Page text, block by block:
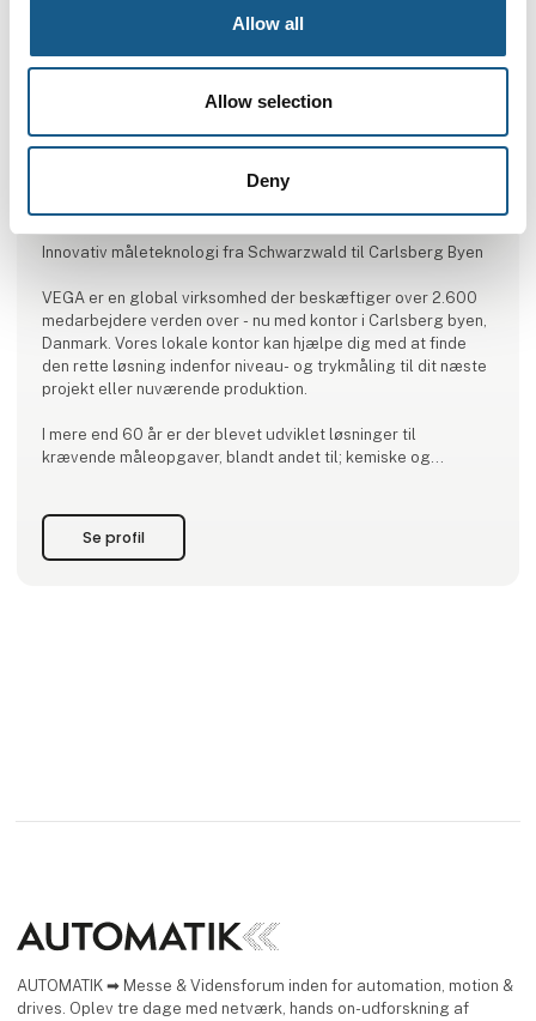
Allow all
Allow selection
Deny
Innovativ måleteknologi fra Schwarzwald til Carlsberg Byen
VEGA er en global virksomhed der beskæftiger over 2.600
medarbejdere verden over - nu med kontor i Carlsberg byen,
Danmark. Vores lokale kontor kan hjælpe dig med at finde
den rette løsning indenfor niveau- og trykmåling til dit næste
projekt eller nuværende produktion.
I mere end 60 år er der blevet udviklet løsninger til
krævende måleopgaver, blandt andet til; kemiske og
affaldsdeponier, mineoperationer, energiproduktion, olie
Se profil
AUTOMATIK ➡ Messe & Vidensforum inden for automation, motion &
drives. Oplev tre dage med netværk, hands on-udforskning af